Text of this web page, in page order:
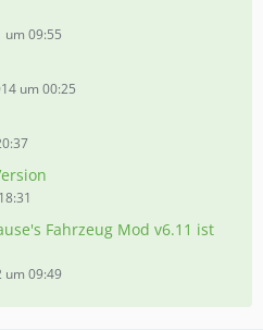
um 09:55
um 00:25
Fahrzeug Mod v6.11 ist
um 09:49